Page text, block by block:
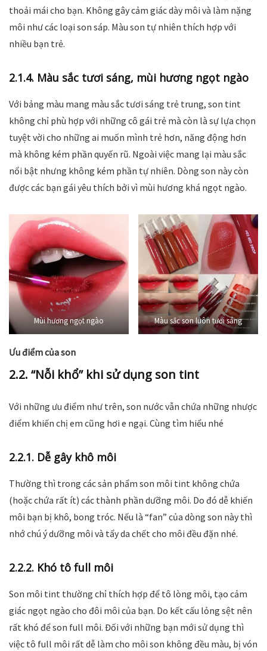
thoải mái cho bạn. Không gây cảm giác dày môi và làm nặng
môi như các loại son sáp. Màu son tự nhiên thích hợp với
nhiều bạn trẻ.
2.1.4. Màu sắc tươi sáng, mùi hương ngọt ngào
Với bảng màu mang màu sắc tươi sáng trẻ trung, son tint
không chỉ phù hợp với những cô gái trẻ mà còn là sự lựa chọn
tuyệt vời cho những ai muốn mình trẻ hơn, năng động hơn
mà không kém phần quyến rũ. Ngoài việc mang lại màu sắc
nổi bật nhưng không kém phần tự nhiên. Dòng son này còn
được các bạn gái yêu thích bởi vì mùi hương khá ngọt ngào.
Mùi hương ngọt ngào Màu sắc son luôn tươi sáng
Ưu điểm của son
2.2. “Nỗi khổ” khi sử dụng son tint
Với những ưu điểm như trên, son nước vẫn chứa những nhược
điểm khiến chị em cũng hơi e ngại. Cùng tìm hiểu nhé
2.2.1. Dễ gây khô môi
Thường thì trong các sản phẩm son môi tint không chứa
(hoặc chứa rất ít) các thành phần dưỡng môi. Do đó dễ khiến
môi bạn bị khô, bong tróc. Nếu là “fan” của dòng son này thì
nhớ chú ý dưỡng môi và tẩy da chết cho môi đều đặn nhé.
2.2.2. Khó tô full môi
Son môi tint thường chỉ thích hợp để tô lòng môi, tạo cảm
giác ngọt ngào cho đôi môi của bạn. Do kết cấu lỏng sệt nên
rất khó để son full môi. Đối với những bạn mới sử dụng thì
việc tô full môi rất dễ làm cho môi son không đều màu, bị vón